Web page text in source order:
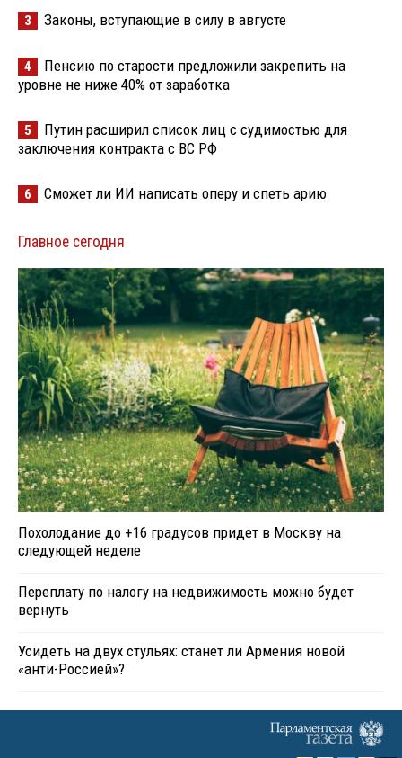
3 Законы, вступающие в силу в августе
4
Пенсию по старости предложили закрепить на
уровне не ниже 40% от заработка
5
Путин расширил список лиц с судимостью для
заключения контракта с ВС РФ
6 Сможет ли ИИ написать оперу и спеть арию
Главное сегодня
Похолодание до +16 градусов придет в Москву на
следующей неделе
Переплату по налогу на недвижимость можно будет
вернуть
Усидеть на двух стульях: станет ли Армения новой
«анти-Россией»?